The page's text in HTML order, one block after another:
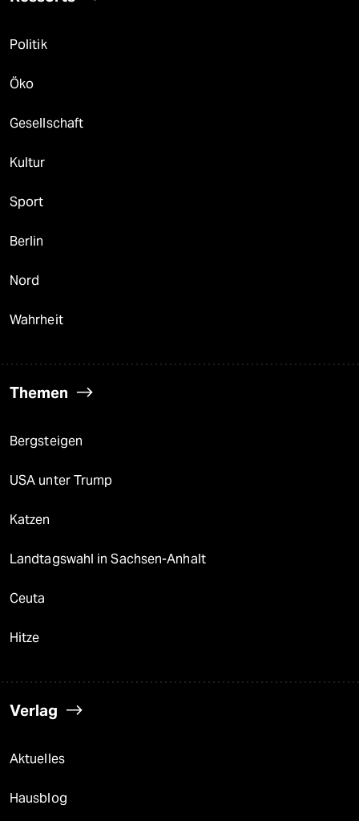
Politik
Öko
Gesellschaft
Kultur
Sport
Berlin
Nord
Wahrheit
Themen
Bergsteigen
USA unter Trump
Katzen
Landtagswahl in Sachsen-Anhalt
Ceuta
Hitze
Verlag
Aktuelles
Hausblog